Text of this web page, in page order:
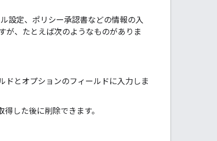
設定、ポリシー承認書などの情報の入
が、たとえば次のようなものがありま
ドとオプションのフィールドに入力しま
した後に削除できます。